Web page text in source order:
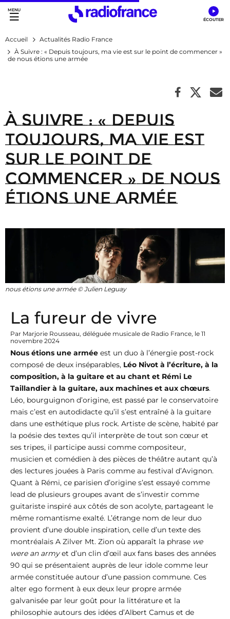
Accès direct :
Menu principal
Contenu
Accueil
Actualités Radio France
À Suivre : « Depuis toujours, ma vie est sur le point de commencer »
de nous étions une armée
À Suivre : « Depuis
toujours, ma vie est
sur le point de
commencer » de nous
étions une armée
nous étions une armée © Julien Leguay
La fureur de vivre
Par Marjorie Rousseau, déléguée musicale de Radio France, le 11
novembre 2024
Nous étions une armée est un duo à l’énergie post-rock
composé de deux inséparables, Léo Nivot à l’écriture, à la
composition, à la guitare et au chant et Rémi Le
Taillandier à la guitare, aux machines et aux chœurs.
Léo, bourguignon d’origine, est passé par le conservatoire
mais c’est en autodidacte qu’il s’est entraîné à la guitare
dans une esthétique plus rock. Artiste de scène, habité par
la poésie des textes qu’il interprète de tout son cœur et
ses tripes, il participe aussi comme compositeur,
musicien et comédien à des pièces de théâtre autant qu’à
des lectures jouées à Paris comme au festival d’Avignon.
Quant à Rémi, ce parisien d’origine s’est essayé comme
lead de plusieurs groupes avant de s’investir comme
guitariste inspiré aux côtés de son acolyte, partageant le
même romantisme exalté. L’étrange nom de leur duo
provient d’une double inspiration, celle d’un texte des
montréalais A Zilver Mt. Zion où apparaît la phrase we
were an armyet d’un clin d’œil aux fans bases des années
90 qui se présentaient auprès de leur idole comme leur
armée constituée autour d’une passion commune. Ces
alter ego forment à eux deux leur propre armée
galvanisée par leur goût pour la littérature et la
philosophie autours des idées d’Albert Camus et de